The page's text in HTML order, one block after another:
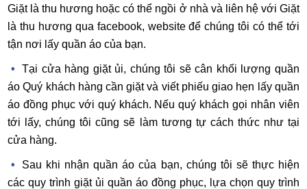
Giặt là thu hương hoặc có thể ngồi ở nhà và liên hệ với Giặt
là thu hương qua facebook, website để chúng tôi có thể tới
tận nơi lấy quần áo của bạn.
Tại cửa hàng giặt ủi, chúng tôi sẽ cân khối lượng quần
áo Quý khách hàng cần giặt và viết phiếu giao hẹn lấy quần
áo đồng phục với quý khách. Nếu quý khách gọi nhân viên
tới lấy, chúng tôi cũng sẽ làm tương tự cách thức như tại
cửa hàng.
Sau khi nhận quần áo của bạn, chúng tôi sẽ thực hiện
các quy trình giặt ủi quần áo đồng phục, lựa chọn quy trình